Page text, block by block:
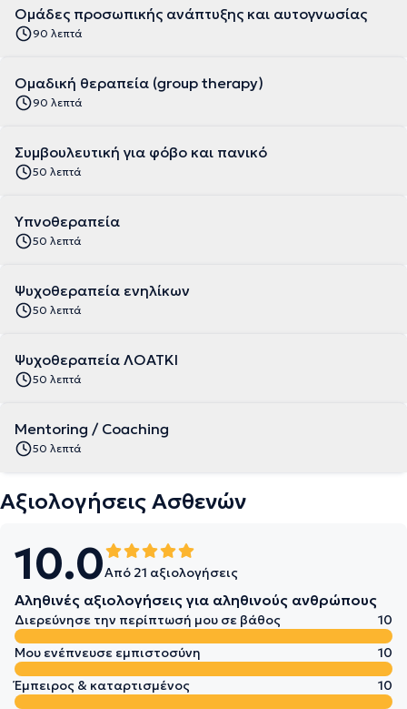
Ομάδες προσωπικής ανάπτυξης και αυτογνωσίας
90 λεπτά
Ομαδική θεραπεία (group therapy)
90 λεπτά
Συμβουλευτική για φόβο και πανικό
50 λεπτά
Υπνοθεραπεία
50 λεπτά
Ψυχοθεραπεία ενηλίκων
50 λεπτά
Ψυχοθεραπεία ΛΟΑΤΚΙ
50 λεπτά
Mentoring / Coaching
50 λεπτά
Αξιολογήσεις Ασθενών
10.0Από 21 αξιολογήσεις
Αληθινές αξιολογήσεις για αληθινούς ανθρώπους
Διερεύνησε την περίπτωσή μου σε βάθος
10
Μου ενέπνευσε εμπιστοσύνη
10
Έμπειρος & καταρτισμένος
10